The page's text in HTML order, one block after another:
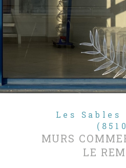
Les Sables d'Olonne
MURS
LE